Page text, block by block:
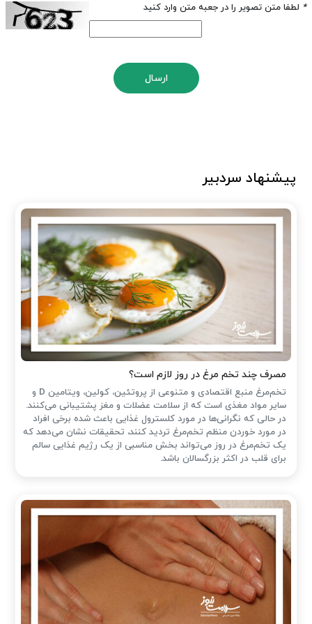
* لطفا متن تصویر را در جعبه متن وارد کنید
ارسال
پیشنهاد سردبیر
مصرف چند تخم مرغ در روز لازم است؟
تخم‌مرغ منبع اقتصادی و متنوعی از پروتئین، کولین، ویتامین D و
سایر مواد مغذی است که از سلامت عضلات و مغز پشتیبانی می‌کنند.
در حالی که نگرانی‌ها در مورد کلسترول غذایی باعث شده ‌برخی افراد
در مورد خوردن منظم تخم‌مرغ تردید کنند، تحقیقات نشان می‌دهد که
یک تخم‌مرغ در روز می‌تواند بخش مناسبی از یک رژیم غذایی سالم
برای قلب در اکثر بزرگسالان باشد.